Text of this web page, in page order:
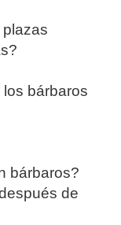
bárbaros
bárbaros?
de